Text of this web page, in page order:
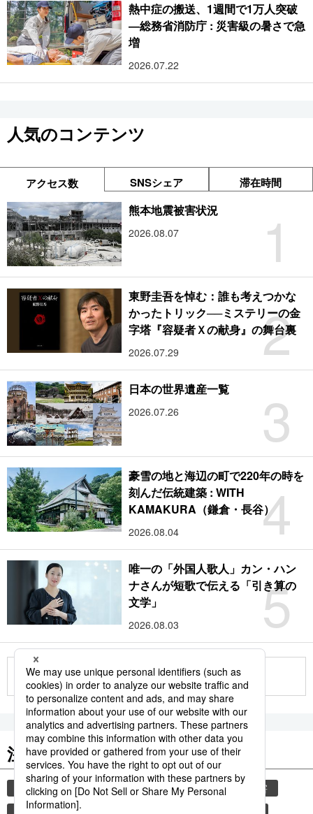
熱中症の搬送、1週間で1万人突破
―総務省消防庁 : 災害級の暑さで急
増
2026.07.22
人気のコンテンツ
アクセス数 SNSシェア 滞在時間
1
熊本地震被害状況
2026.08.07
2
東野圭吾を悼む：誰も考えつかな
かったトリック──ミステリーの金
字塔『容疑者Ｘの献身』の舞台裏
2026.07.29
3
日本の世界遺産一覧
2026.07.26
4
豪雪の地と海辺の町で220年の時を
刻んだ伝統建築 : WITH
KAMAKURA（鎌倉・長谷）
2026.08.04
5
唯一の「外国人歌人」カン・ハン
ナさんが短歌で伝える「引き算の
文学」
2026.08.03
もっと見る
注目のキーワード
共同通信ニュース 観光 気象・災害
災害